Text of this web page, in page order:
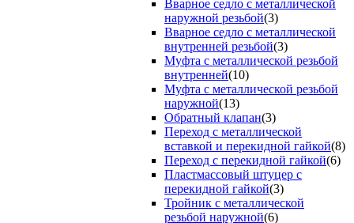
Вварное седло с металлической
наружной резьбой(3)
Вварное седло с металлической
внутренней резьбой(3)
Муфта с металлической резьбой
внутренней(10)
Муфта с металлической резьбой
наружной(13)
Обратный клапан(3)
Переход с металлической
вставкой и перекидной гайкой(8)
Переход с перекидной гайкой(6)
Пластмассовый штуцер с
перекидной гайкой(3)
Тройник с металлической
резьбой наружной(6)